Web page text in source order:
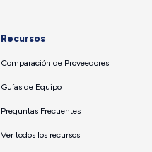
Recursos
Comparación de Proveedores
Guías de Equipo
Preguntas Frecuentes
Ver todos los recursos